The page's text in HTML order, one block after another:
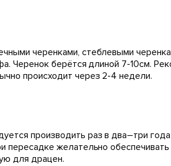
черенками, стеблевыми
Черенок берётся длиной 7-10см.
происходит через 2-4 недели.
производить раз в два–три
пересадке желательно
для драцен.